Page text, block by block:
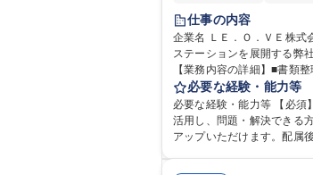
仕事の内容
企業名 ＬＥ．Ｏ．ＶＥ株式会社 求人名 【福岡/医療事務】未経験歓迎/服装・髪型自由/残業少/研修充実/地域貢献直結 仕事の内容 東京・福岡・愛知など全
ステーションを展開する弊
【業務内容の詳細】■書類
ヵ月の流れ】◎上旬：訪問
必要な経験・能力等
必要な経験・能力等 【必須
活用し、問題・解決できる方 【研修について】未経験の方でも安心の約2ヶ月間の研修制度があり、他店舗での実務研修を経て配属となります。未経験でも安心してキャ
アップいただけます。配属